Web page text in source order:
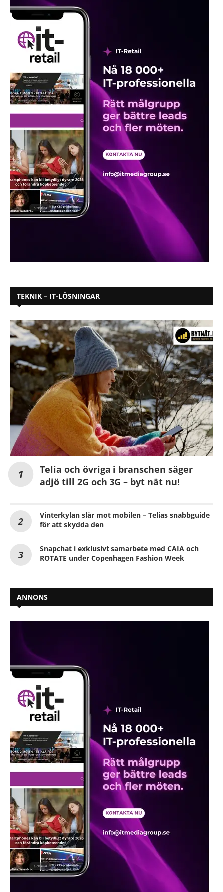
TEKNIK – IT-LÖSNINGAR
Telia och övriga i branschen säger
adjö till 2G och 3G – byt nät nu!
Vinterkylan slår mot mobilen – Telias snabbguide
för att skydda den
Snapchat i exklusivt samarbete med CAIA och
ROTATE under Copenhagen Fashion Week
ANNONS